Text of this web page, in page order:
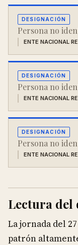
DESIGNACIÓN
Persona no
ENTE NACIONAL
DESIGNACIÓN
Persona no
ENTE NACIONAL
DESIGNACIÓN
Persona no
ENTE NACIONAL
Lectura del
La jornada del
patrón